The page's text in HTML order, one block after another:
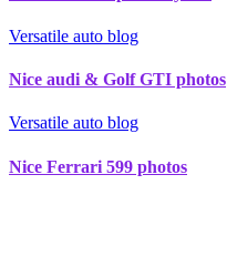
Versatile auto blog
Nice audi & Golf GTI photos
Versatile auto blog
Nice Ferrari 599 photos